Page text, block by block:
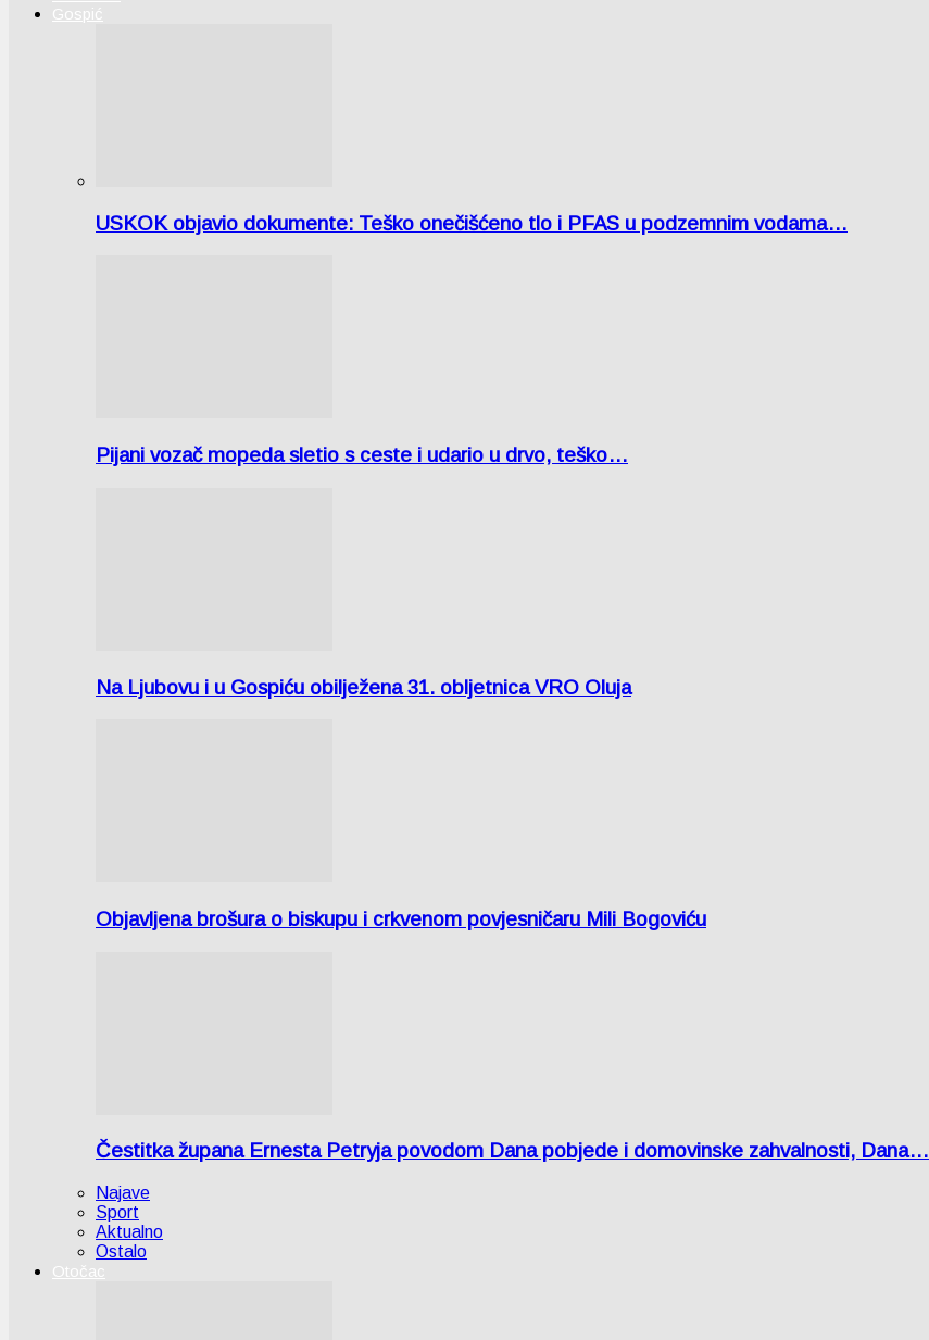
Gospić
USKOK objavio dokumente: Teško onečišćeno tlo i PFAS u podzemnim vodama…
Pijani vozač mopeda sletio s ceste i udario u drvo, teško…
Na Ljubovu i u Gospiću obilježena 31. obljetnica VRO Oluja
Objavljena brošura o biskupu i crkvenom povjesničaru Mili Bogoviću
Čestitka župana Ernesta Petryja povodom Dana pobjede i domovinske zahvalnosti, Dana…
Najave
Sport
Aktualno
Ostalo
Otočac